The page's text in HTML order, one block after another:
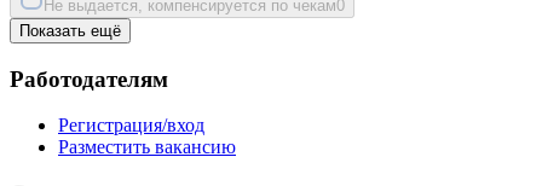
Не выдается, компенсируется по чекам0
Показать ещё
Работодателям
Регистрация/вход
Разместить вакансию